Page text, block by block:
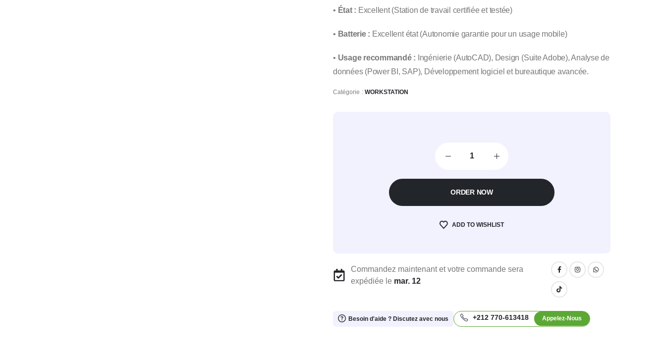
• État : Excellent (Station de travail certifiée et testée)
• Batterie : Excellent état (Autonomie garantie pour un usage mobile)
• Usage recommandé : Ingénierie (AutoCAD), Design (Suite Adobe), Analyse de
données (Power BI, SAP), Développement logiciel et bureautique avancée.
Catégorie : WORKSTATION
ORDER NOW
ADD TO WISHLIST
Commandez maintenant et votre commande sera
expédiée le mar. 12
Besoin d'aide ? Discutez avec nous +212 770-613418 Appelez-Nous